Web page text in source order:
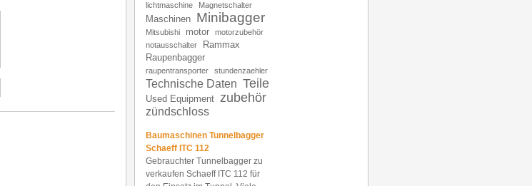
lichtmaschine Magnetschalter
Maschinen Minibagger
Mitsubishi motor
motorzubehör
notausschalter
Rammax
Raupenbagger
raupentransporter stundenzaehler
Technische Daten Teile
Used Equipment zubehör
zündschloss
Baumaschinen Tunnelbagger
Schaeff ITC 112
Gebrauchter Tunnelbagger zu
verkaufen Schaeff ITC 112 für